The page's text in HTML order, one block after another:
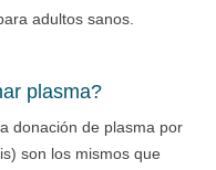
adultos sanos.
plasma?
donación de plasma por
son los mismos que